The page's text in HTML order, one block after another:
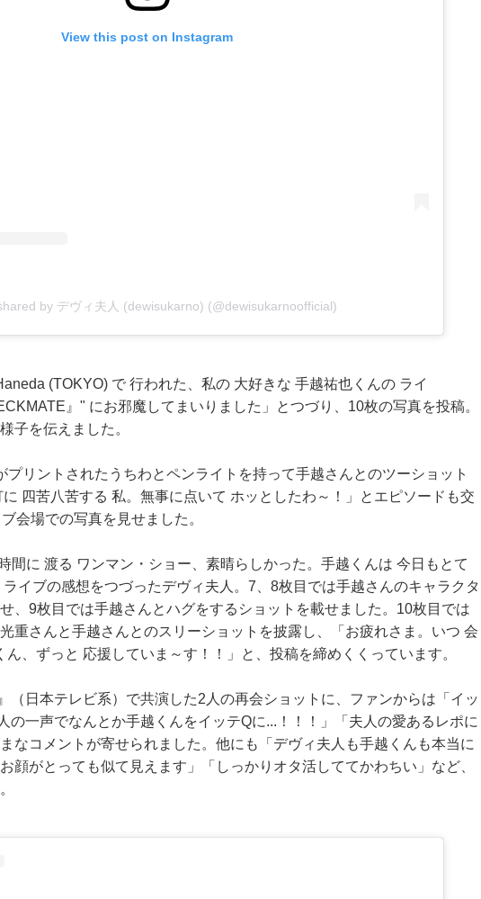
View this post on Instagram
by デヴィ夫人 (dewisukarno) (@dewisukarnoofficial)
(TOKYO) で 行われた、私の 大好きな 手越祐也くんの ライ
』" にお邪魔してまいりました」とつづり、10枚の写真を投稿。
子を伝えました。
プリントされたうちわとペンライトを持って手越さんとのツーショット
四苦八苦する 私。無事に点いて ホッとしたわ～！」とエピソードも交
会場での写真を見せました。
間に 渡る ワンマン・ショー、素晴らしかった。手越くんは 今日もとて
イブの感想をつづったデヴィ夫人。7、8枚目では手越さんのキャラクタ
、9枚目では手越さんとハグをするショットを載せました。10枚目では
重さんと手越さんとのスリーショットを披露し、「お疲れさま。いつ 会
、ずっと 応援していま～す！！」と、投稿を締めくくっています。
（日本テレビ系）で共演した2人の再会ショットに、ファンからは「イッ
の一声でなんとか手越くんをイッテQに...！！！」「夫人の愛あるレポに
なコメントが寄せられました。他にも「デヴィ夫人も手越くんも本当に
顔がとっても似て見えます」「しっかりオタ活しててかわちい」など、